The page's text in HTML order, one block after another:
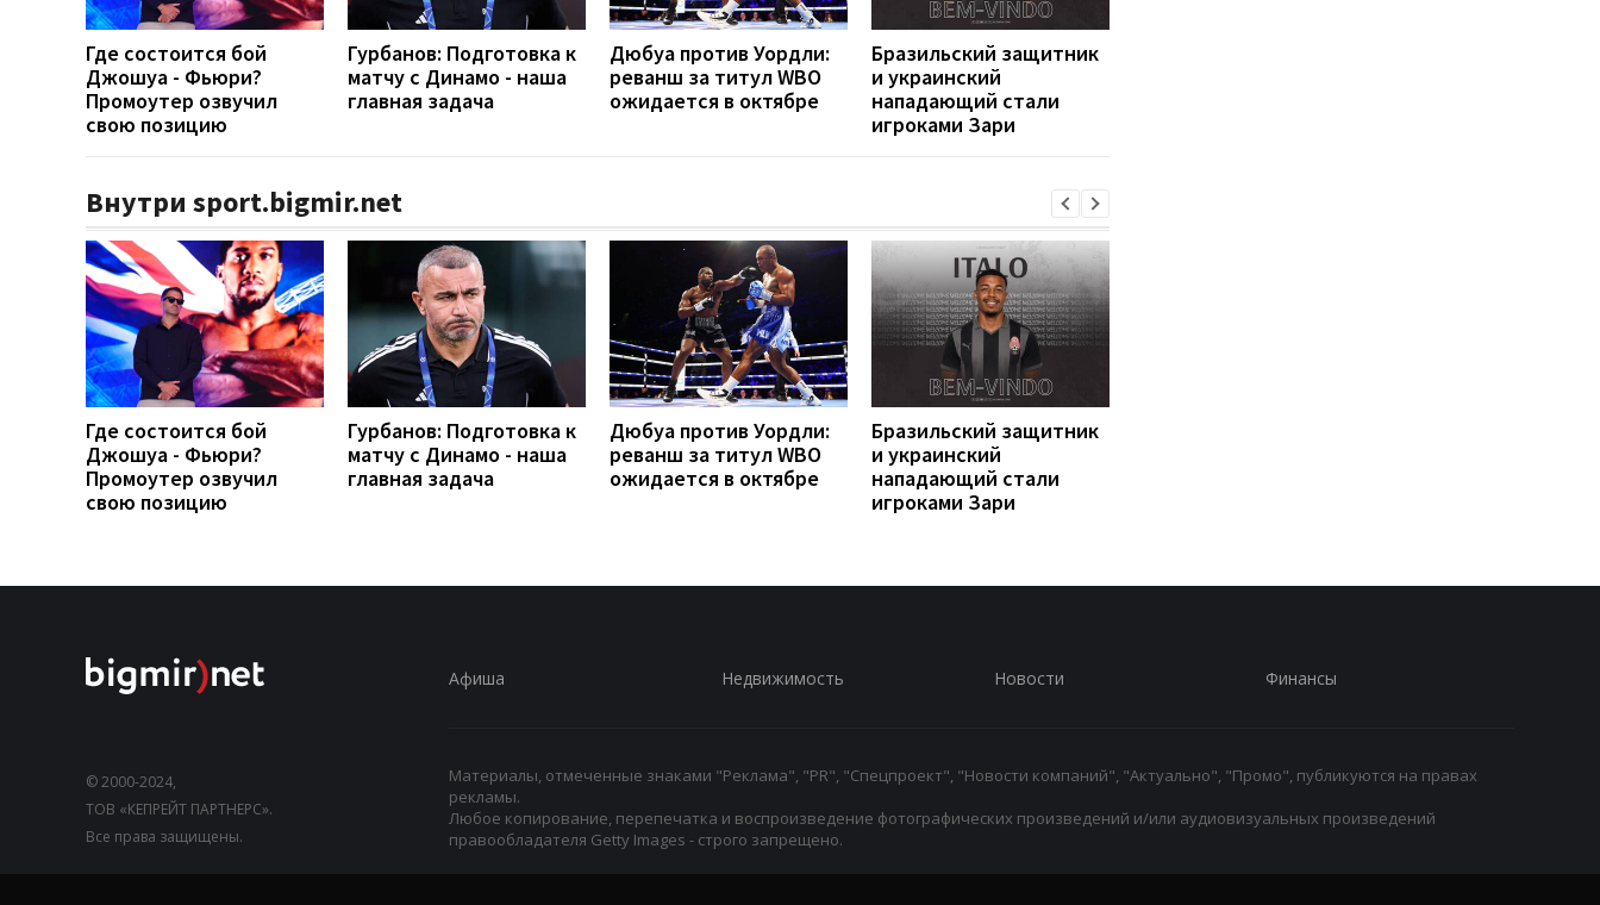
Где состоится бой
Джошуа - Фьюри?
Промоутер озвучил
свою позицию
Гурбанов: Подготовка к
матчу с Динамо - наша
главная задача
Дюбуа против Уордли:
реванш за титул WBO
ожидается в октябре
Бразильский защитник
и украинский
нападающий стали
игроками Зари
Внутри sport.bigmir.net
Где состоится бой
Джошуа - Фьюри?
Промоутер озвучил
свою позицию
Гурбанов: Подготовка к
матчу с Динамо - наша
главная задача
Дюбуа против Уордли:
реванш за титул WBO
ожидается в октябре
Бразильский защитник
и украинский
нападающий стали
игроками Зари
© 2000-2024,
ТОВ «КЕПРЕЙТ ПАРТНЕРС».
Все права защищены.
Афиша Недвижимость Новости Финансы
Материалы, отмеченные знаками "Реклама", "PR", "Спецпроект", "Новости компаний", "Актуально", "Промо", публикуются на правах
рекламы.
Любое копирование, перепечатка и воспроизведение фотографических произведений и/или аудиовизуальных произведений
правообладателя Getty Images - строго запрещено.